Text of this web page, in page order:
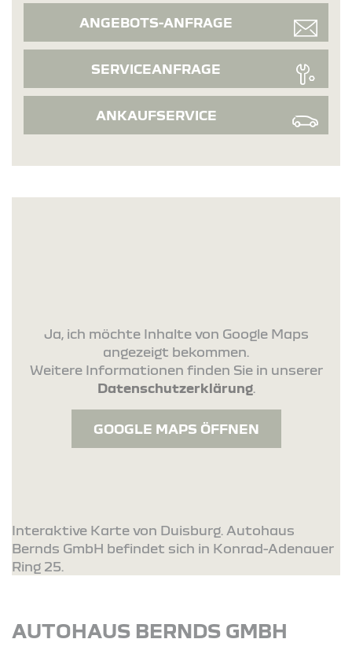
ANGEBOTS-ANFRAGE
SERVICEANFRAGE
ANKAUFSERVICE
Ja, ich möchte Inhalte von Google Maps
angezeigt bekommen.
Weitere Informationen finden Sie in unserer
Datenschutzerklärung.
GOOGLE MAPS ÖFFNEN
Interaktive Karte von Duisburg. Autohaus
Bernds GmbH befindet sich in Konrad-Adenauer
Ring 25.
AUTOHAUS BERNDS GMBH